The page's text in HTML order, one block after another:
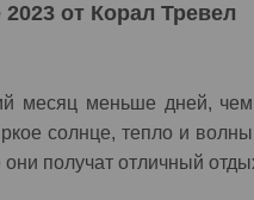
от Корал Тревел
месяц меньше дней,
солнце, тепло и
получат отличный